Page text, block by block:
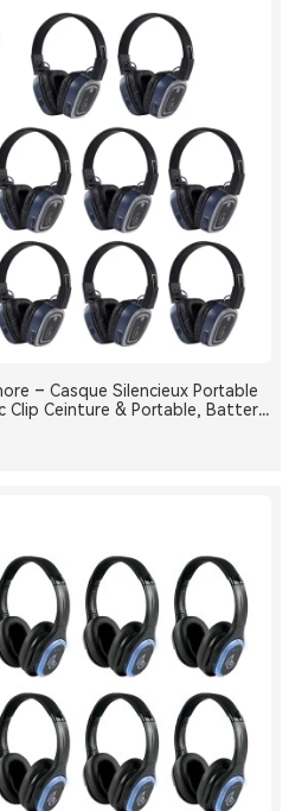
– Casque Silencieux Portable
Clip Ceinture & Portable, Batterie